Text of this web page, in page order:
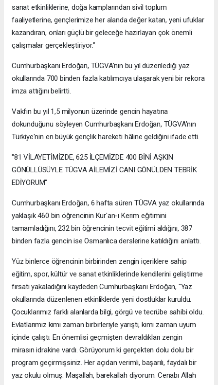
sanat etkinliklerine, doğa kamplarından sivil toplum
faaliyetlerine, gençlerimize her alanda değer katan, yeni ufuklar
kazandıran, onları güçlü bir geleceğe hazırlayan çok önemli
çalışmalar gerçekleştiriyor.”
Cumhurbaşkanı Erdoğan, TÜGVA'nın bu yıl düzenlediği yaz
okullarında 700 binden fazla katılımcıya ulaşarak yeni bir rekora
imza attığını belirtti.
Vakfın bu yıl 1,5 milyonun üzerinde gencin hayatına
dokunduğunu söyleyen Cumhurbaşkanı Erdoğan, TÜGVA'nın
Türkiye'nin en büyük gençlik hareketi hâline geldiğini ifade etti.
"81 VİLAYETİMİZDE, 625 İLÇEMİZDE 400 BİNİ AŞKIN
GÖNÜLLÜSÜYLE TÜGVA AİLEMİZİ CANI GÖNÜLDEN TEBRİK
EDİYORUM"
Cumhurbaşkanı Erdoğan, 6 hafta süren TÜGVA yaz okullarında
yaklaşık 460 bin öğrencinin Kur'an-ı Kerim eğitimini
tamamladığını, 232 bin öğrencinin tecvit eğitimi aldığını, 387
binden fazla gencin ise Osmanlıca derslerine katıldığını anlattı.
Yüz binlerce öğrencinin birbirinden zengin içeriklere sahip
eğitim, spor, kültür ve sanat etkinliklerinde kendilerini geliştirme
fırsatı yakaladığını kaydeden Cumhurbaşkanı Erdoğan, "Yaz
okullarında düzenlenen etkinliklerde yeni dostluklar kuruldu.
Çocuklarımız farklı alanlarda bilgi, görgü ve tecrübe sahibi oldu.
Evlatlarımız kimi zaman birbirleriyle yarıştı, kimi zaman uyum
içinde çalıştı. En önemlisi geçmişten devraldıkları zengin
mirasın idrakine vardı. Görüyorum ki gerçekten dolu dolu bir
program geçirmişsiniz. Her açıdan verimli, başarılı, faydalı bir
yaz okulu olmuş. Maşallah, barekallah diyorum. Cenabı Allah